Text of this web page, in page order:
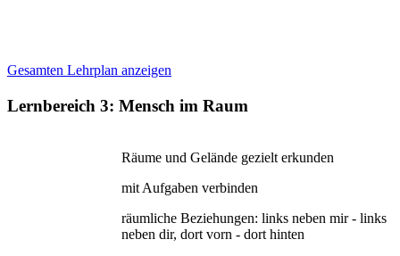
Gesamten Lehrplan anzeigen
Lernbereich 3: Mensch im Raum
Räume und Gelände gezielt erkunden
mit Aufgaben verbinden
räumliche Beziehungen: links neben mir - links
neben dir, dort vorn - dort hinten